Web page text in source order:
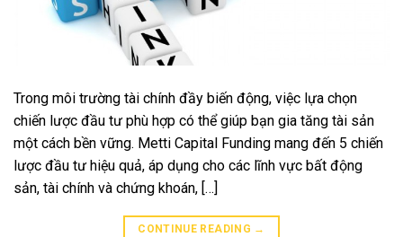
Trong môi trường tài chính đầy biến động, việc lựa chọn
chiến lược đầu tư phù hợp có thể giúp bạn gia tăng tài sản
một cách bền vững. Metti Capital Funding mang đến 5 chiến
lược đầu tư hiệu quả, áp dụng cho các lĩnh vực bất động
sản, tài chính và chứng khoán, […]
CONTINUE READING →